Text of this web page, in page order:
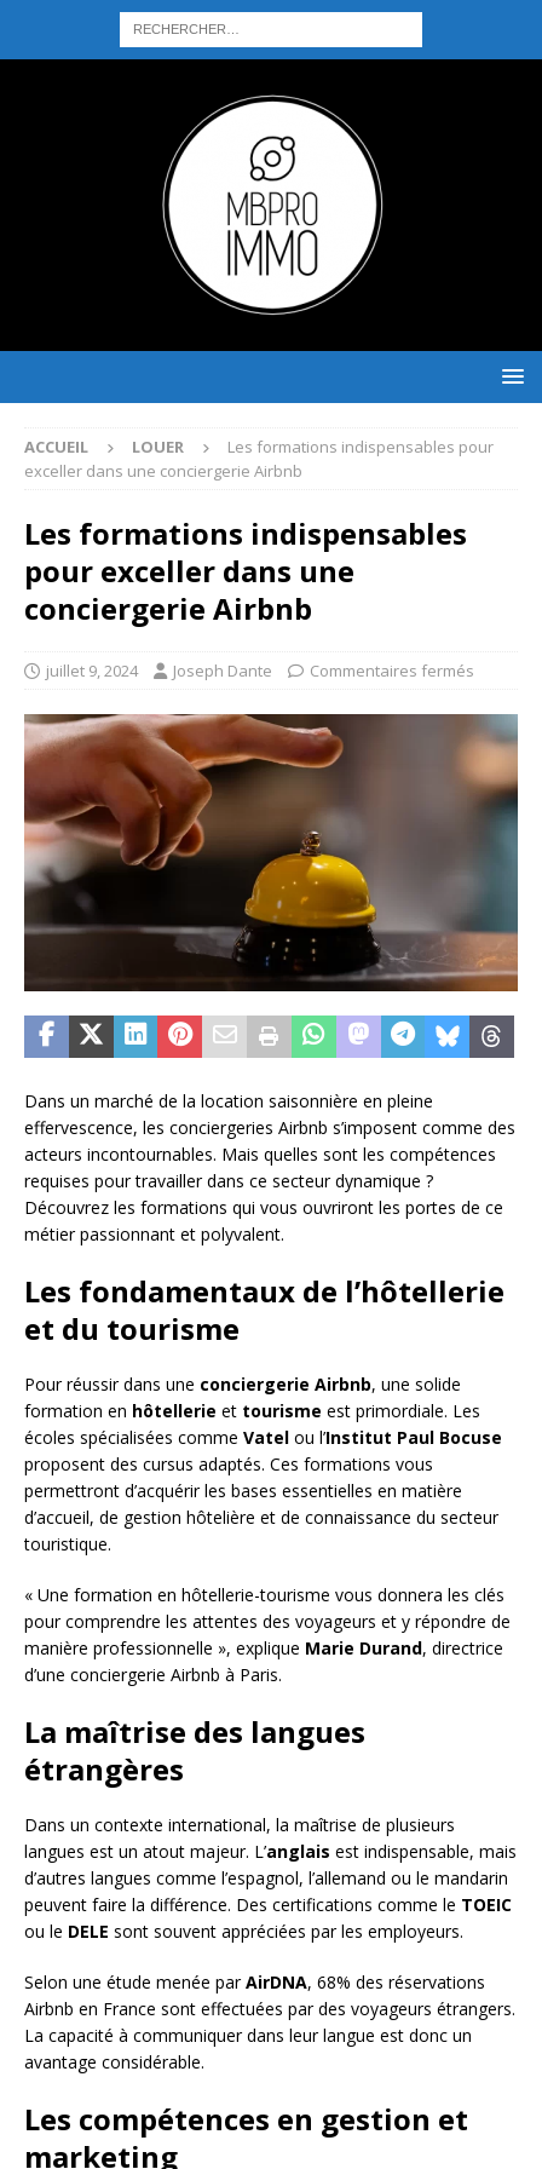
ACCUEIL LOUER
Les formations indispensables pour
exceller dans une conciergerie Airbnb
Les formations indispensables
pour exceller dans une
conciergerie Airbnb
juillet 9, 2024 Joseph Dante Commentaires fermés
Dans un marché de la location saisonnière en pleine
effervescence, les conciergeries Airbnb s’imposent comme des
acteurs incontournables. Mais quelles sont les compétences
requises pour travailler dans ce secteur dynamique ?
Découvrez les formations qui vous ouvriront les portes de ce
métier passionnant et polyvalent.
Les fondamentaux de l’hôtellerie
et du tourisme
Pour réussir dans une conciergerie Airbnb, une solide
formation en hôtellerie et tourisme est primordiale. Les
écoles spécialisées comme Vatel ou l’Institut Paul Bocuse
proposent des cursus adaptés. Ces formations vous
permettront d’acquérir les bases essentielles en matière
d’accueil, de gestion hôtelière et de connaissance du secteur
touristique.
« Une formation en hôtellerie-tourisme vous donnera les clés
pour comprendre les attentes des voyageurs et y répondre de
manière professionnelle », explique Marie Durand, directrice
d’une conciergerie Airbnb à Paris.
La maîtrise des langues
étrangères
Dans un contexte international, la maîtrise de plusieurs
langues est un atout majeur. L’anglais est indispensable, mais
d’autres langues comme l’espagnol, l’allemand ou le mandarin
peuvent faire la différence. Des certifications comme le TOEIC
ou le DELE sont souvent appréciées par les employeurs.
Selon une étude menée parAirDNA, 68% des réservations
Airbnb en France sont effectuées par des voyageurs étrangers.
La capacité à communiquer dans leur langue est donc un
avantage considérable.
Les compétences en gestion et
marketing